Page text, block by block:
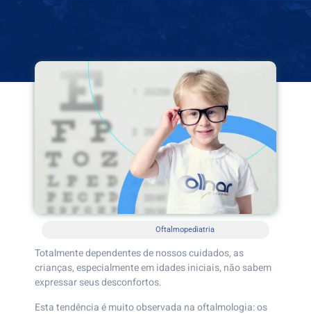
Oftalmopediatria
Totalmente dependentes de nossos cuidados, as
crianças, especialmente em idades iniciais, não sabem
expressar seus desconfortos.
Esta tendência é muito observada na oftalmologia: os